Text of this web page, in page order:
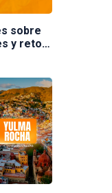
sobre
y retos